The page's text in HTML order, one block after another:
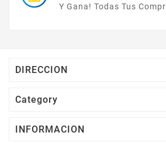
Y Gana! Todas Tus
DIRECCION
Category
INFORMACION